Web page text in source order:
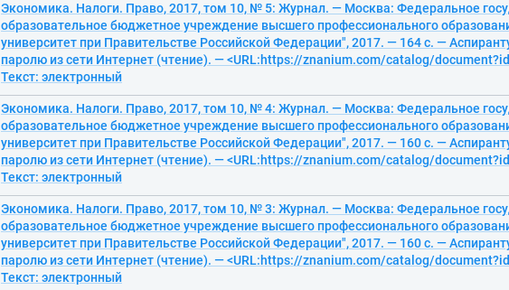
Экономика. Налоги. Право, 2017, том 10, № 5: Журнал. — Москва: Федеральное
образовательное бюджетное учреждение высшего профессионального
университет при Правительстве Российской Федерации", 2017. — 164 с. —
паролю из сети Интернет (чтение). — <URL:https://znanium.com/catalog/
Текст: электронный
Экономика. Налоги. Право, 2017, том 10, № 4: Журнал. — Москва: Федеральное
образовательное бюджетное учреждение высшего профессионального
университет при Правительстве Российской Федерации", 2017. — 160 с. —
паролю из сети Интернет (чтение). — <URL:https://znanium.com/catalog/
Текст: электронный
Экономика. Налоги. Право, 2017, том 10, № 3: Журнал. — Москва: Федеральное
образовательное бюджетное учреждение высшего профессионального
университет при Правительстве Российской Федерации", 2017. — 160 с. —
паролю из сети Интернет (чтение). — <URL:https://znanium.com/catalog/
Текст: электронный